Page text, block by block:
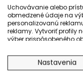
Uchovávanie alebo
obmedzené údaje na
personalizovanú
reklamy. Vytvoriť profily
výber prispôsobeného
štatistík alebo spájania
zlepšovanie služieb.
obsahu.
Nastavenia